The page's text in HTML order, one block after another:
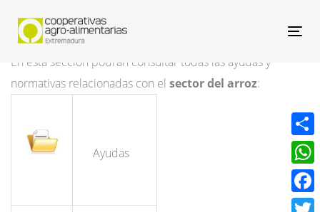
En esta sección podrán consultar todas las ayudas y
normativas relacionadas con el sector del arroz:
Ayudas